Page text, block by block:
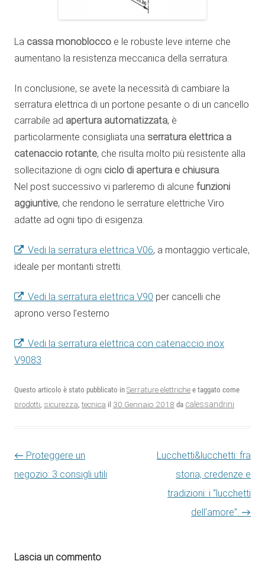
La cassa monoblocco e le robuste leve interne che
aumentano la resistenza meccanica della serratura.
In conclusione, se avete la necessità di cambiare la
serratura elettrica di un portone pesante o di un cancello
carrabile ad apertura automatizzata, è
particolarmente consigliata una serratura elettrica a
catenaccio rotante, che risulta molto più resistente alla
sollecitazione di ogni ciclo di apertura e chiusura
Nel post successivo vi parleremo di alcune funzioni
aggiuntive, che rendono le serrature elettriche Viro
adatte ad ogni tipo di esigenza.
Vedi la serratura elettrica V06, a montaggio verticale,
ideale per montanti stretti.
Vedi la serratura elettrica V90 per cancelli che
aprono verso l’esterno
Vedi la serratura elettrica con catenaccio inox
V9083
Questo articolo è stato pubblicato in Serrature elettriche e taggato come
prodotti, sicurezza, tecnica il 30 Gennaio 2018 da calessandrini
Navigazione articolo
← Proteggere un
negozio: 3 consigli utili
Lucchetti&lucchetti: fra
storia, credenze e
tradizioni: i “lucchetti
dell’amore”. →
Lascia un commento